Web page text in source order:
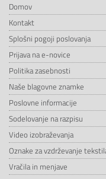
Domov
Kontakt
Splošni pogoji poslovanja
Prijava na e-novice
Politika zasebnosti
Naše blagovne znamke
Poslovne informacije
Sodelovanje na razpisu
Video izobraževanja
Oznake za vzdrževanje
Vračila in menjave